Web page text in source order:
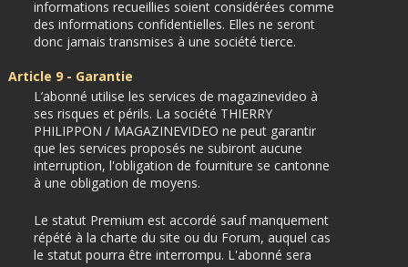
informations recueillies soient considérées comme
des informations confidentielles. Elles ne seront
donc jamais transmises à une société tierce.
Article 9 - Garantie
L’abonné utilise les services de magazinevideo à
ses risques et périls. La société THIERRY
PHILIPPON / MAGAZINEVIDEO ne peut garantir
que les services proposés ne subiront aucune
interruption, l'obligation de fourniture se cantonne
à une obligation de moyens.
Le statut Premium est accordé sauf manquement
répété à la charte du site ou du Forum, auquel cas
le statut pourra être interrompu. L'abonné sera